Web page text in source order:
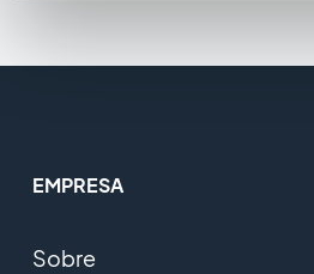
EMPRESA
Sobre